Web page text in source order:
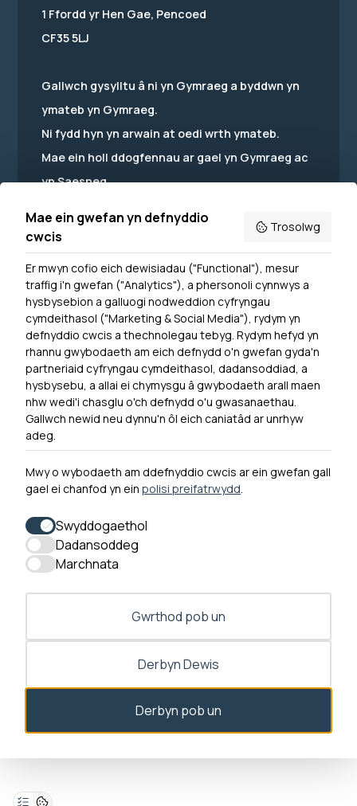
Dewislen Troedyn
Newyddion
Ymuno â ni
Hygyrchedd
Hysbysiad Preifatrwydd
Cysylltu â ni
0300 790 0203 Mae ein llinell ffôn ar agor rhwng 10yb-
4yp Dydd Llun - Dydd Gwener
1 Ffordd yr Hen Gae, Pencoed
CF35 5LJ
Gallwch gysylltu â ni yn Gymraeg a byddwn yn
ymateb yn Gymraeg.
Ni fydd hyn yn arwain at oedi wrth ymateb.
Mae ein holl ddogfennau ar gael yn Gymraeg ac
yn Saesneg.
Powered by Translate
Mae ein gwefan yn defnyddio
cwcis
Trosolwg
Er mwyn cofio eich dewisiadau ("Functional"), mesur
traffig i'n gwefan ("Analytics"), a phersonoli cynnwys a
hysbysebion a galluogi nodweddion cyfryngau
cymdeithasol ("Marketing & Social Media"), rydym yn
defnyddio cwcis a thechnolegau tebyg. Rydym hefyd yn
rhannu gwybodaeth am eich defnydd o'n gwefan gyda'n
partneriaid cyfryngau cymdeithasol, dadansoddiad, a
hysbysebu, a allai ei chymysgu â gwybodaeth arall maen
nhw wedi'i chasglu o'ch defnydd o'u gwasanaethau.
Gallwch newid neu dynnu'n ôl eich caniatâd ar unrhyw
adeg.
Mwy o wybodaeth am ddefnyddio cwcis ar ein gwefan gall
gael ei chanfod yn ein polisi preifatrwydd.
Swyddogaethol
Dadansoddeg
Marchnata
Gwrthod pob un
Derbyn Dewis
Derbyn pob un